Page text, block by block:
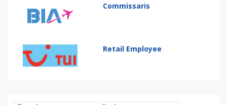
Commissaris
Retail Employee